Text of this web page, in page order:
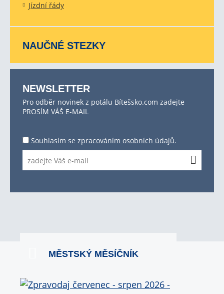
Jízdní řády
NAUČNÉ STEZKY
NEWSLETTER
Pro odběr novinek z potálu Bítešsko.com zadejte
PROSÍM VÁŠ E-MAIL
Souhlasím se zpracováním osobních údajů.
MĚSTSKÝ MĚSÍČNÍK